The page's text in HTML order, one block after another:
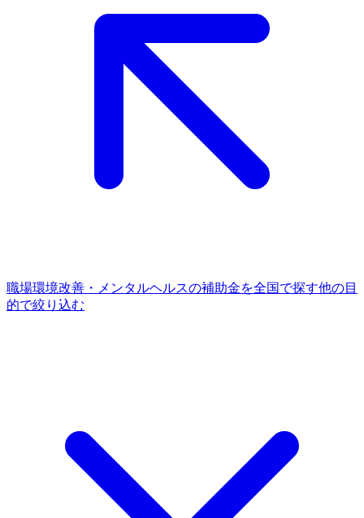
職場環境改善・メンタルヘルスの補助金を全国で探す他の目
的で絞り込む